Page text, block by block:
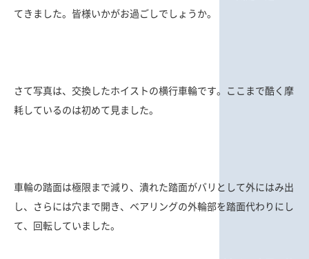
てきました。皆様いかがお過ごしでしょうか。
さて写真は、交換したホイストの横行車輪です。ここまで酷く摩
耗しているのは初めて見ました。
車輪の踏面は極限まで減り、潰れた踏面がバリとして外にはみ出
し、さらには穴まで開き、ベアリングの外輪部を踏面代わりにし
て、回転していました。